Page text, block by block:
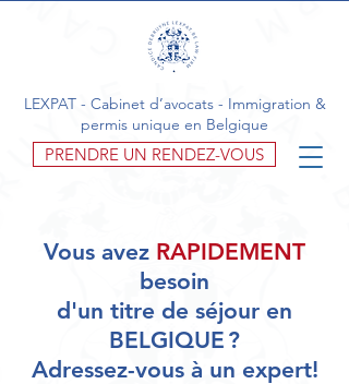
PRENDRE UN RENDEZ-VOUS
LEXPAT - Cabinet d’avocats - Immigration &
permis unique en Belgique
Vous avez RAPIDEMENT
besoin
d'un titre de séjour en
BELGIQUE ?
Adressez-vous à un expert!